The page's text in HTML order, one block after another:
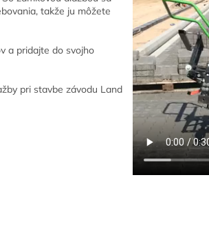
takže ju môžete
a pridajte do svojho
pri stavbe závodu Land